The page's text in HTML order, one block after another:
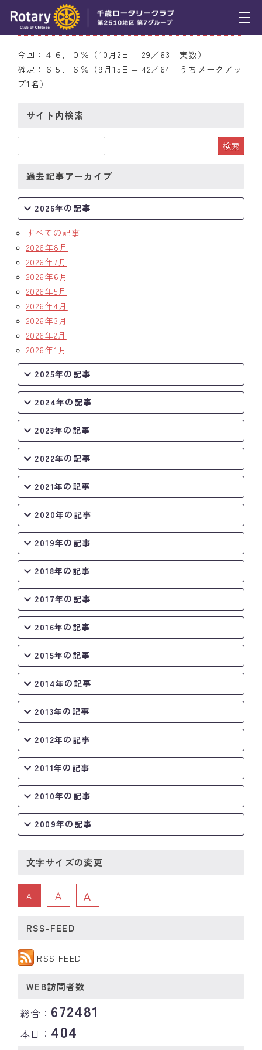
トピックス
例会報告
スケジュール
年間プログラム
木曜会
組織図
クラブのあゆみ
クラブの歴史
歴代会長・幹事
記念誌
案内
例会場・事務局の案内
リンク集
情報公開
入会のご案内
10月2日（日） 出席率
今回：４６．０％（10月2日＝ 29／63 実数）
確定：６５．６％（9月15日＝ 42／64 うちメークアッ
プ1名）
サイト内検索
過去記事アーカイブ
2026年の記事
すべての記事
2026年8月
2026年7月
2026年6月
2026年5月
2026年4月
2026年3月
2026年2月
2026年1月
2025年の記事
2024年の記事
2023年の記事
2022年の記事
2021年の記事
2020年の記事
2019年の記事
2018年の記事
2017年の記事
2016年の記事
2015年の記事
2014年の記事
2013年の記事
2012年の記事
2011年の記事
2010年の記事
2009年の記事
文字サイズの変更
A A A
RSS-FEED
RSS FEED
WEB訪問者数
総合： 672481
本日： 404